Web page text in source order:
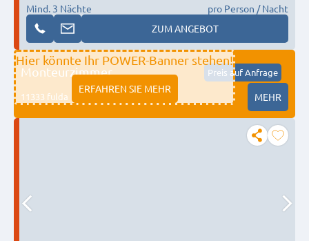
Mind. 3 Nächte
pro Person / Nacht
ZUM ANGEBOT
Hier könnte Ihr POWER-Banner stehen!
ERFAHREN SIE MEHR
Monteurzimmer Preis auf Anfrage
11333 fulda MEHR